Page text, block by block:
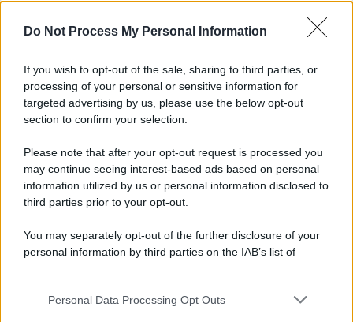
Do Not Process My Personal Information
If you wish to opt-out of the sale, sharing to third parties, or
processing of your personal or sensitive information for
targeted advertising by us, please use the below opt-out
section to confirm your selection.
Please note that after your opt-out request is processed you
may continue seeing interest-based ads based on personal
information utilized by us or personal information disclosed to
third parties prior to your opt-out.
You may separately opt-out of the further disclosure of your
personal information by third parties on the IAB’s list of
This information may also be disclosed by us to third parties
Personal Data Processing Opt Outs